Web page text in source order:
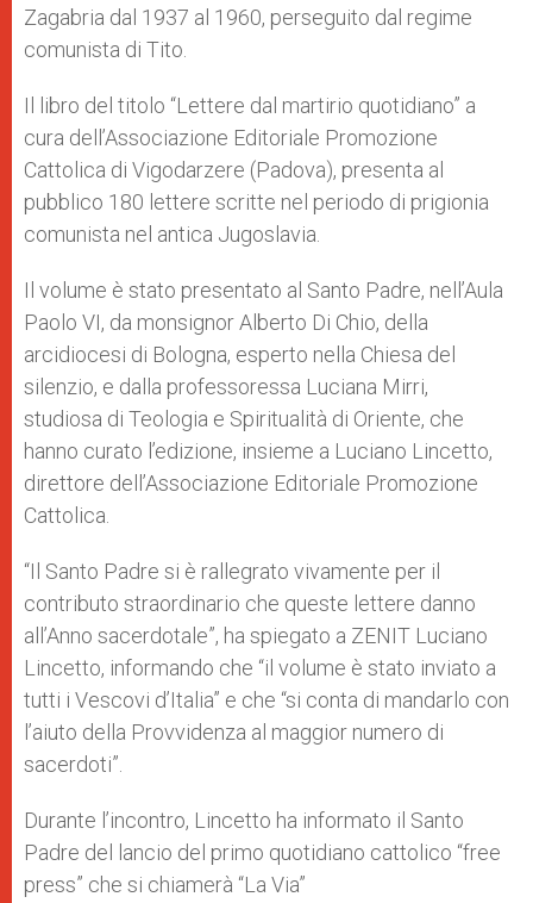
Zagabria dal 1937 al 1960, perseguito dal regime
comunista di Tito.
Il libro del titolo “Lettere dal martirio quotidiano” a
cura dell’Associazione Editoriale Promozione
Cattolica di Vigodarzere (Padova), presenta al
pubblico 180 lettere scritte nel periodo di prigionia
comunista nel antica Jugoslavia.
Il volume è stato presentato al Santo Padre, nell’Aula
Paolo VI, da monsignor Alberto Di Chio, della
arcidiocesi di Bologna, esperto nella Chiesa del
silenzio, e dalla professoressa Luciana Mirri,
studiosa di Teologia e Spiritualità di Oriente, che
hanno curato l’edizione, insieme a Luciano Lincetto,
direttore dell’Associazione Editoriale Promozione
Cattolica.
“Il Santo Padre si è rallegrato vivamente per il
contributo straordinario che queste lettere danno
all’Anno sacerdotale”, ha spiegato a ZENIT Luciano
Lincetto, informando che “il volume è stato inviato a
tutti i Vescovi d’Italia” e che “si conta di mandarlo con
l’aiuto della Provvidenza al maggior numero di
sacerdoti”.
Durante l’incontro, Lincetto ha informato il Santo
Padre del lancio del primo quotidiano cattolico “free
press” che si chiamerà “La Via”